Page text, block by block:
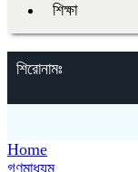
শিক্ষা
শিরোনামঃ
Home
গণমাধ্যম